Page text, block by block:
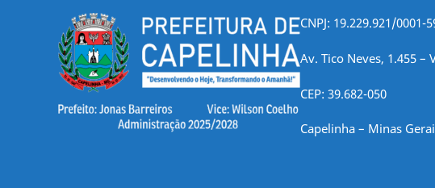
CNPJ: 19.229.921/0001-
Av. Tico Neves, 1.455 –
CEP: 39.682-050
Capelinha – Minas